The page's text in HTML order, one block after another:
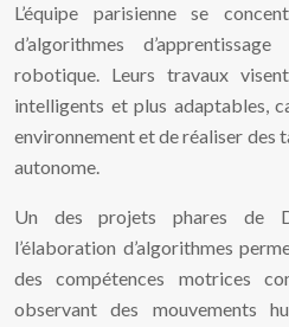
L’équipe parisienne se
d’algorithmes
robotique. Leurs travaux
intelligents et plus adaptables,
environnement et de réaliser des
autonome.
Un des projets phares de
l’élaboration d’algorithmes
des compétences motrices
observant des mouvements